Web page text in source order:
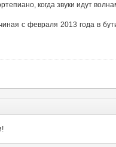
когда звуки идут
с февраля 2013 года в